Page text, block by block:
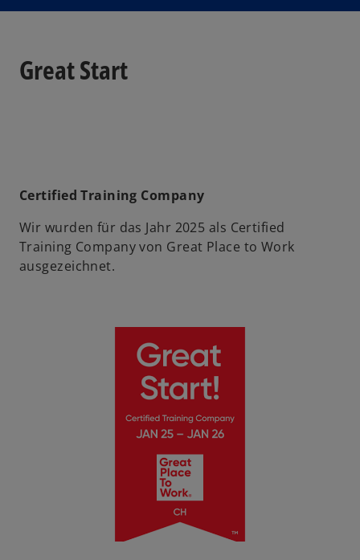
Great Start
Certified Training Company
Wir wurden für das Jahr 2025 als Certified
Training Company von Great Place to Work
ausgezeichnet.